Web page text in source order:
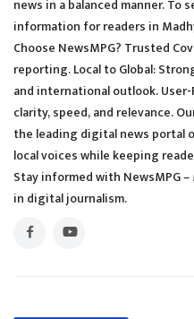
news in a balanced manner. To
information for readers in
Choose NewsMPG? Trusted
reporting. Local to Global:
and international outlook.
clarity, speed, and relevance.
the leading digital news portal
local voices while keeping
Stay informed with NewsMPG
in digital journalism.